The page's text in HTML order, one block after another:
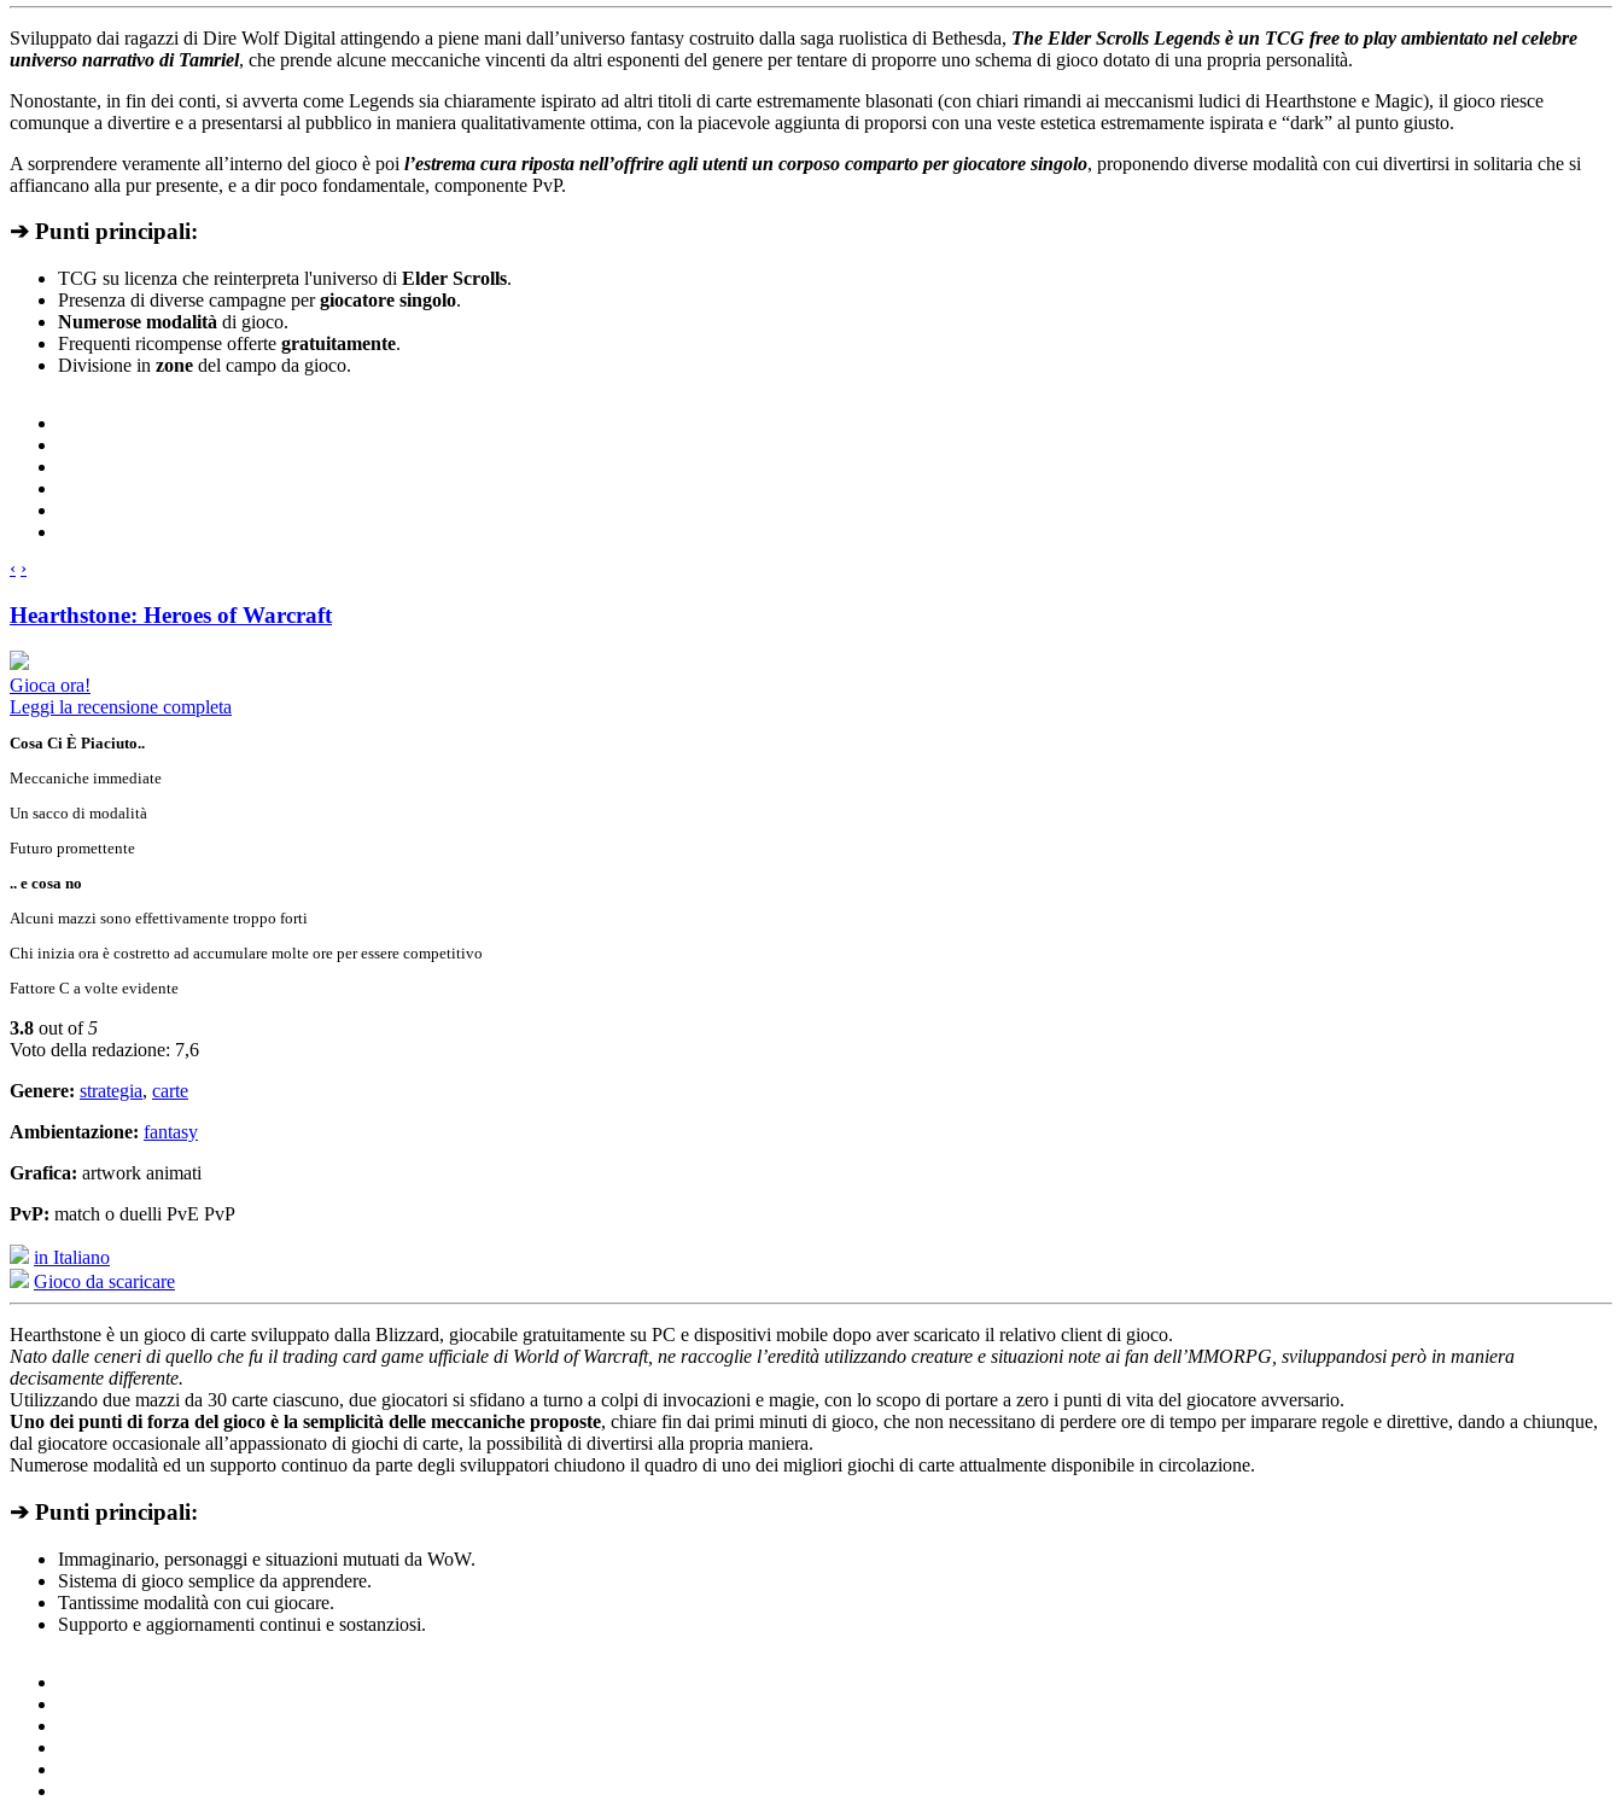
Sviluppato dai ragazzi di Dire Wolf Digital attingendo a piene mani dall’universo fantasy costruito dalla saga ruolistica di Bethesda, The Elder Scrolls Legends è un TCG free to play ambientato nel celebre
universo narrativo di Tamriel, che prende alcune meccaniche vincenti da altri esponenti del genere per tentare di proporre uno schema di gioco dotato di una propria personalità.
Nonostante, in fin dei conti, si avverta come Legends sia chiaramente ispirato ad altri titoli di carte estremamente blasonati (con chiari rimandi ai meccanismi ludici di Hearthstone e Magic), il gioco riesce
comunque a divertire e a presentarsi al pubblico in maniera qualitativamente ottima, con la piacevole aggiunta di proporsi con una veste estetica estremamente ispirata e “dark” al punto giusto.
A sorprendere veramente all’interno del gioco è poi l’estrema cura riposta nell’offrire agli utenti un corposo comparto per giocatore singolo, proponendo diverse modalità con cui divertirsi in solitaria che si
affiancano alla pur presente, e a dir poco fondamentale, componente PvP.
➔ Punti principali:
TCG su licenza che reinterpreta l'universo di Elder Scrolls.
Presenza di diverse campagne pergiocatore singolo.
Numerose modalità di gioco.
Frequenti ricompense offerte gratuitamente.
Divisione in zone del campo da gioco.
‹ ›
Hearthstone: Heroes of Warcraft
Gioca ora!
Leggi la recensione completa
Cosa Ci È Piaciuto..
Meccaniche immediate
Un sacco di modalità
Futuro promettente
.. e cosa no
Alcuni mazzi sono effettivamente troppo forti
Chi inizia ora è costretto ad accumulare molte ore per essere competitivo
Fattore C a volte evidente
3.8 out of5
Voto della redazione: 7,6
Genere: strategia, carte
Ambientazione: fantasy
Grafica: artwork animati
PvP: match o duelli PvE PvP
in Italiano
Gioco da scaricare
Hearthstone è un gioco di carte sviluppato dalla Blizzard, giocabile gratuitamente su PC e dispositivi mobile dopo aver scaricato il relativo client di gioco.
Nato dalle ceneri di quello che fu il trading card game ufficiale di World of Warcraft, ne raccoglie l’eredità utilizzando creature e situazioni note ai fan dell’MMORPG, sviluppandosi però in maniera
decisamente differente.
Utilizzando due mazzi da 30 carte ciascuno, due giocatori si sfidano a turno a colpi di invocazioni e magie, con lo scopo di portare a zero i punti di vita del giocatore avversario.
Uno dei punti di forza del gioco è la semplicità delle meccaniche proposte, chiare fin dai primi minuti di gioco, che non necessitano di perdere ore di tempo per imparare regole e direttive, dando a chiunque,
dal giocatore occasionale all’appassionato di giochi di carte, la possibilità di divertirsi alla propria maniera.
Numerose modalità ed un supporto continuo da parte degli sviluppatori chiudono il quadro di uno dei migliori giochi di carte attualmente disponibile in circolazione.
➔ Punti principali:
Immaginario, personaggi e situazioni mutuati da WoW.
Sistema di gioco semplice da apprendere.
Tantissime modalità con cui giocare.
Supporto e aggiornamenti continui e sostanziosi.